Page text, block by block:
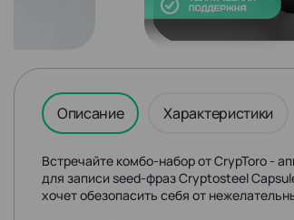
Описание Характеристики
Встречайте комбо-набор от CrypToro -
для записи seed-фраз Cryptosteel
хочет обезопасить себя от